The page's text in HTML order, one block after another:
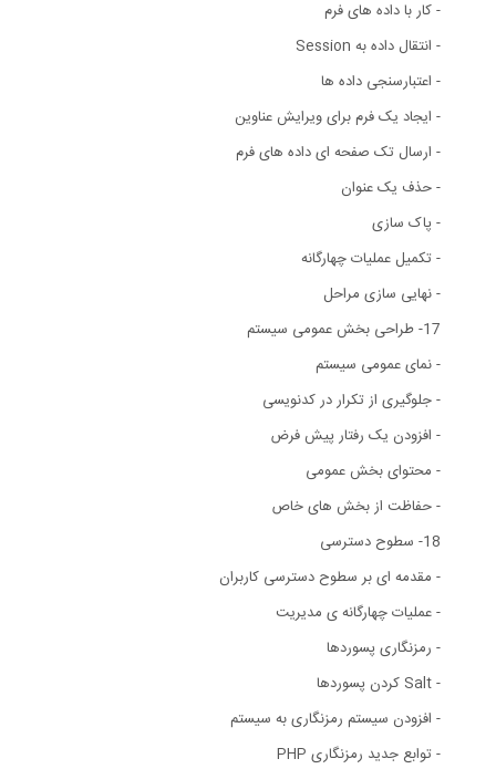
- کار با داده های فرم
- انتقال داده به Session
- اعتبارسنجی داده ها
- ایجاد یک فرم برای ویرایش عناوین
- ارسال تک صفحه ای داده های فرم
- حذف یک عنوان
- پاک سازی
- تکمیل عملیات چهارگانه
- نهایی سازی مراحل
17- طراحی بخش عمومی سیستم
- نمای عمومی سیستم
- جلوگیری از تکرار در کدنویسی
- افزودن یک رفتار پیش فرض
- محتوای بخش عمومی
- حفاظت از بخش های خاص
18- سطوح دسترسی
- مقدمه ای بر سطوح دسترسی کاربران
- عملیات چهارگانه ی مدیریت
- رمزنگاری پسوردها
- Salt کردن پسوردها
- افزودن سیستم رمزنگاری به سیستم
- توابع جدید رمزنگاری PHP